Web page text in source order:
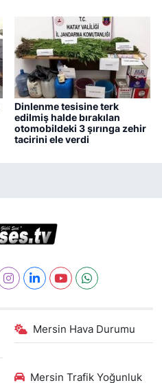
Dinlenme tesisine terk
edilmiş halde bırakılan
otomobildeki 3 şırınga zehir
tacirini ele verdi
Mersin Hava Durumu
Mersin Trafik Yoğunluk